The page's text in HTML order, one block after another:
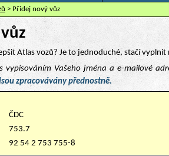
> Přidej nový vůz
Atlas vozů? Je to jednoduché, stačí
vypisováním Vašeho jména a e-mailové
zpracovávány přednostně.
ČDC
753.7
92 54 2 753 755-8